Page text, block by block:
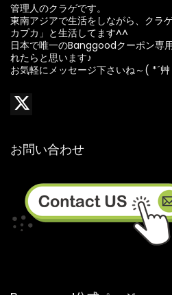
管理人のクラゲです。
東南アジアで生活をしながら、クラ
カプカ」と生活してます^^
日本で唯一のBanggoodクーポン専
れたらと思います♪
お気軽にメッセージ下さいね～( *´
お問い合わせ